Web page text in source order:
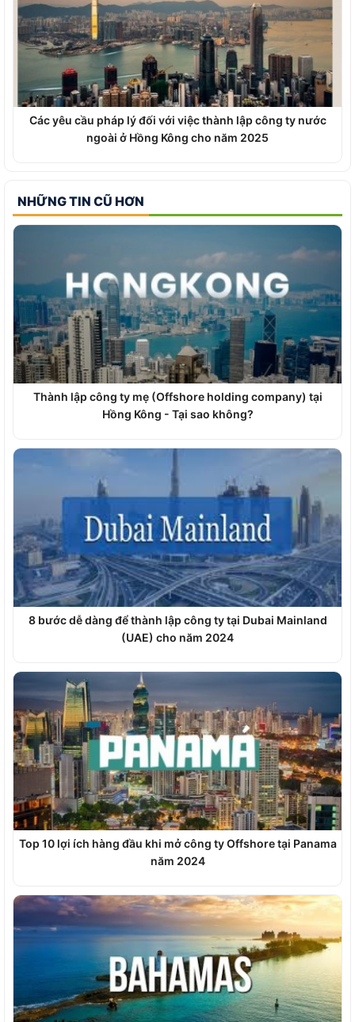
Các yêu cầu pháp lý đối với việc thành lập công ty nước
ngoài ở Hồng Kông cho năm 2025
NHỮNG TIN CŨ HƠN
Thành lập công ty mẹ (Offshore holding company) tại
Hồng Kông - Tại sao không?
8 bước dễ dàng để thành lập công ty tại Dubai Mainland
(UAE) cho năm 2024
Top 10 lợi ích hàng đầu khi mở công ty Offshore tại Panama
năm 2024